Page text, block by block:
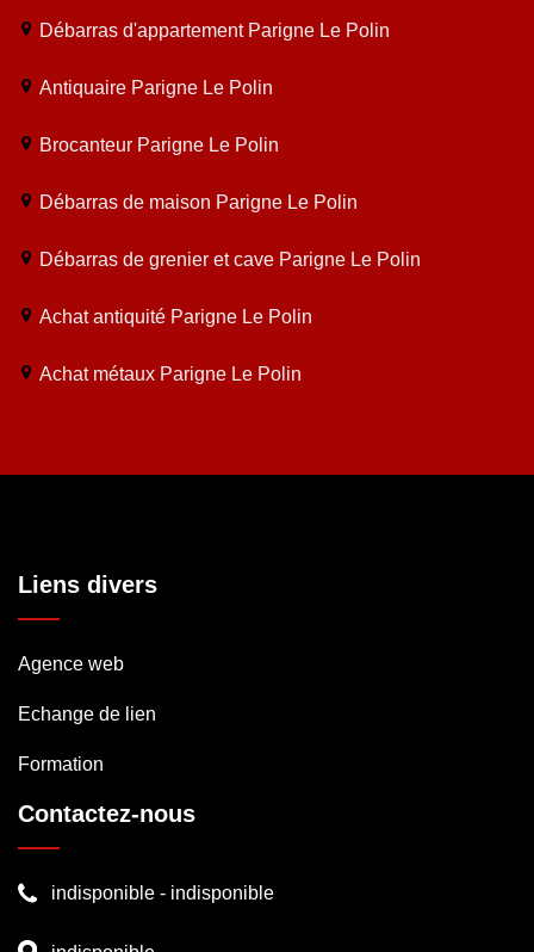
Débarras d'appartement Parigne Le Polin
Antiquaire Parigne Le Polin
Brocanteur Parigne Le Polin
Débarras de maison Parigne Le Polin
Débarras de grenier et cave Parigne Le Polin
Achat antiquité Parigne Le Polin
Achat métaux Parigne Le Polin
Liens divers
Agence web
Echange de lien
Formation
Contactez-nous
indisponible - indisponible